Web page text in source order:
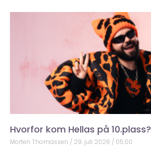
Hvorfor kom Hellas på 10.plass?
Morten Thomassen 29. juli 2026 05:00